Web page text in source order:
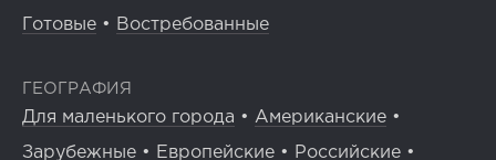
Готовые • Востребованные
ГЕОГРАФИЯ
Для маленького города • Американские •
Зарубежные • Европейские • Российские •